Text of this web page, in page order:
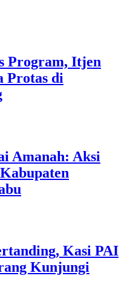
Program, Itjen
Protas di
Amanah: Aksi
Kasi PAI
Kunjungi